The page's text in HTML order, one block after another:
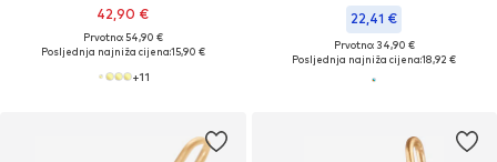
42,90 €
Prvotno: 54,90 €
Posljednja najniža cijena:15,90 €
+11
22,41 €
Prvotno: 34,90 €
Posljednja najniža cijena:18,92 €